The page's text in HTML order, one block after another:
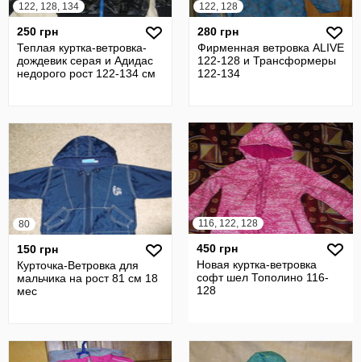
122, 128, 134
250 грн
Теплая куртка-ветровка-
дождевик серая и Адидас
недорого рост 122-134 см
122, 128
280 грн
Фирменная ветровка ALIVE
122-128 и Трансформеры
122-134
80
150 грн
Курточка-Ветровка для
мальчика на рост 81 см 18
мес
116, 122, 128
450 грн
Новая куртка-ветровка
софт шел Тополино 116-
128